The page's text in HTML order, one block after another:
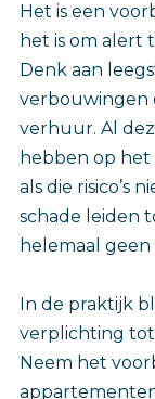
Het is een
het is om alert
Denk aan
verbouwingen
verhuur. Al
hebben op het
als die risico’s
schade leiden
helemaal
In de praktijk
verplichting
Neem het